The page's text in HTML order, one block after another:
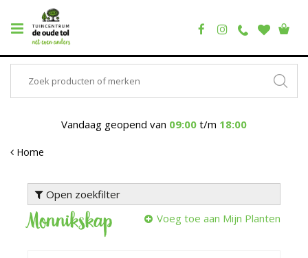
Vandaag geopend van 09:00 t/m 18:00
Home
Open zoekfilter
Monnikskap Voeg toe aan Mijn Planten